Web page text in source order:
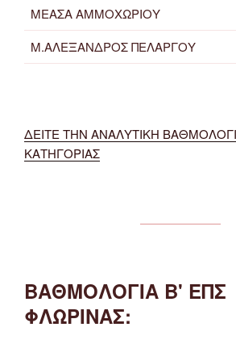
ΜΕΑΣΑ ΑΜΜΟΧΩΡΙΟΥ
Μ.ΑΛΕΞΑΝΔΡΟΣ ΠΕΛΑΡΓΟΥ
ΔΕΙΤΕ ΤΗΝ ΑΝΑΛΥΤΙΚΗ
ΚΑΤΗΓΟΡΙΑΣ
ΒΑΘΜΟΛΟΓΙΑ Β' ΕΠΣ
ΦΛΩΡΙΝΑΣ: